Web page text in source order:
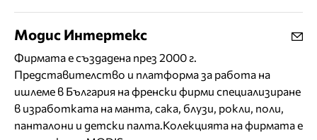
Модис Интертекс
Фирмата е създадена през 2000 г.
Представителство и платформа за работа на
ишлеме в България на френски фирми специализиране
в изработката на манта, сака, блузи, рокли, поли,
панталони и детски палта.Колекцията на фирмата е